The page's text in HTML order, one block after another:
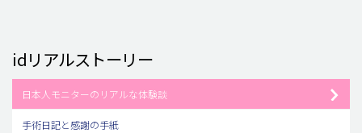
idリアルストーリー
日本人モニターのリアルな体験談
手術日記と感謝の手紙